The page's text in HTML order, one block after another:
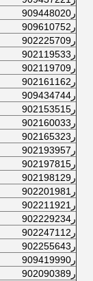
ر909448020
ر909610752
ر902225709
ر902119533
ر902119709
ر902161162
ر909434744
ر902153515
ر902160033
ر902165323
ر902193957
ر902197815
ر902198129
ر902201981
ر902211921
ر902229234
ر902247112
ر902255643
ر909419990
ر902090389